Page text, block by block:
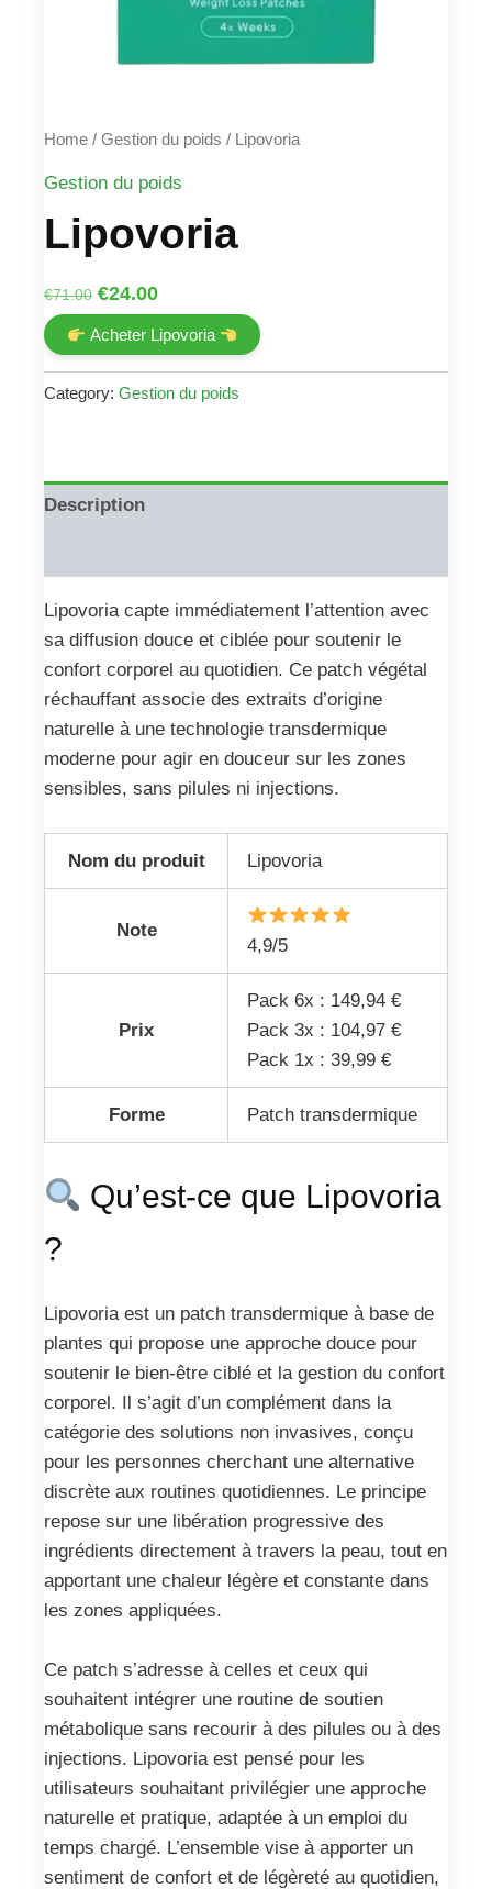
Home / Gestion du poids / Lipovoria
Gestion du poids
Lipovoria
€71.00 Original
price
was:
€71.00.
€24.00Current
price
is:
€24.00.
Acheter Lipovoria
Category: Gestion du poids
Description
Lipovoria capte immédiatement l’attention avec
sa diffusion douce et ciblée pour soutenir le
confort corporel au quotidien. Ce patch végétal
réchauffant associe des extraits d’origine
naturelle à une technologie transdermique
moderne pour agir en douceur sur les zones
sensibles, sans pilules ni injections.
Nom du produit Lipovoria
Note
4,9/5
Prix
Pack 6x : 149,94 €
Pack 3x : 104,97 €
Pack 1x : 39,99 €
Forme Patch transdermique
Qu’est-ce que Lipovoria
?
Lipovoria est un patch transdermique à base de
plantes qui propose une approche douce pour
soutenir le bien-être ciblé et la gestion du confort
corporel. Il s’agit d’un complément dans la
catégorie des solutions non invasives, conçu
pour les personnes cherchant une alternative
discrète aux routines quotidiennes. Le principe
repose sur une libération progressive des
ingrédients directement à travers la peau, tout en
apportant une chaleur légère et constante dans
les zones appliquées.
Ce patch s’adresse à celles et ceux qui
souhaitent intégrer une routine de soutien
métabolique sans recourir à des pilules ou à des
injections. Lipovoria est pensé pour les
utilisateurs souhaitant privilégier une approche
naturelle et pratique, adaptée à un emploi du
temps chargé. L’ensemble vise à apporter un
sentiment de confort et de légèreté au quotidien,